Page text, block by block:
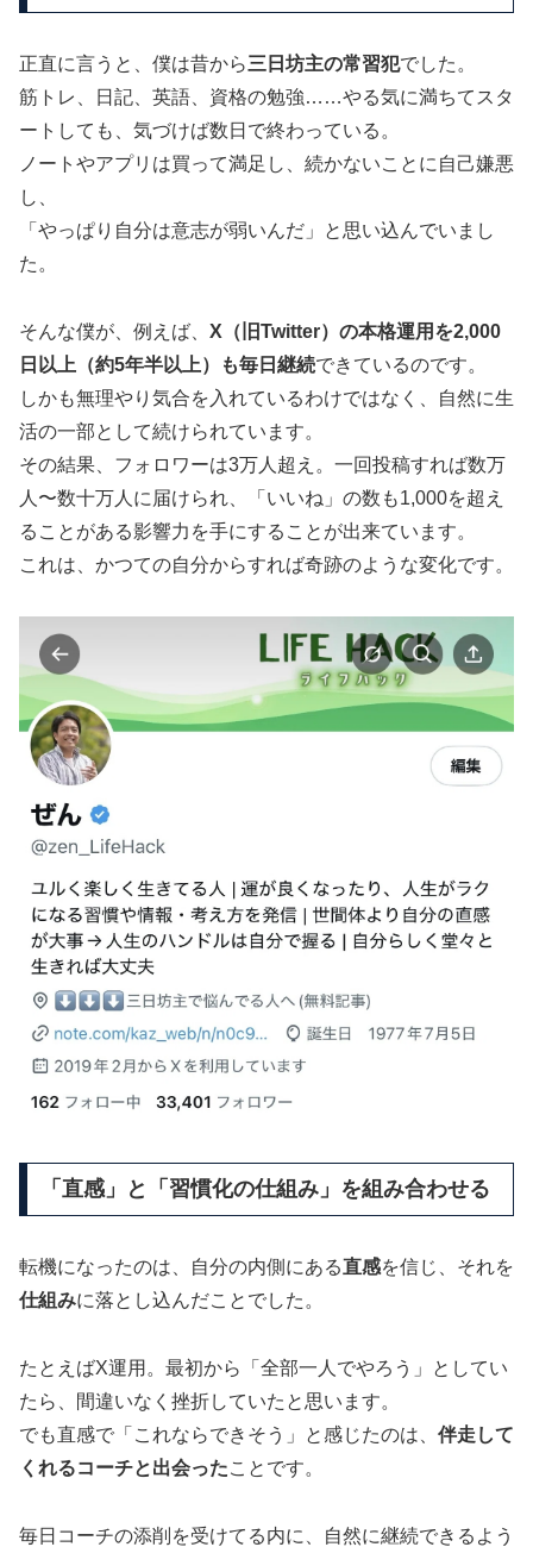
正直に言うと、僕は昔から三日坊主の常習犯でした。
筋トレ、日記、英語、資格の勉強……やる気に満ちてスタ
ートしても、気づけば数日で終わっている。
ノートやアプリは買って満足し、続かないことに自己嫌悪
し、
「やっぱり自分は意志が弱いんだ」と思い込んでいまし
た。
そんな僕が、例えば、 X（旧Twitter）の本格運用を2,000
日以上（約5年半以上）も毎日継続できているのです。
しかも無理やり気合を入れているわけではなく、自然に生
活の一部として続けられています。
その結果、フォロワーは3万人超え。一回投稿すれば数万
人〜数十万人に届けられ、「いいね」の数も1,000を超え
ることがある影響力を手にすることが出来ています。
これは、かつての自分からすれば奇跡のような変化です。
「直感」と「習慣化の仕組み」を組み合わせる
転機になったのは、自分の内側にある直感を信じ、それを
仕組みに落とし込んだことでした。
たとえばX運用。最初から「全部一人でやろう」としてい
たら、間違いなく挫折していたと思います。
でも直感で「これならできそう」と感じたのは、 伴走して
くれるコーチと出会ったことです。
毎日コーチの添削を受けてる内に、自然に継続できるよう